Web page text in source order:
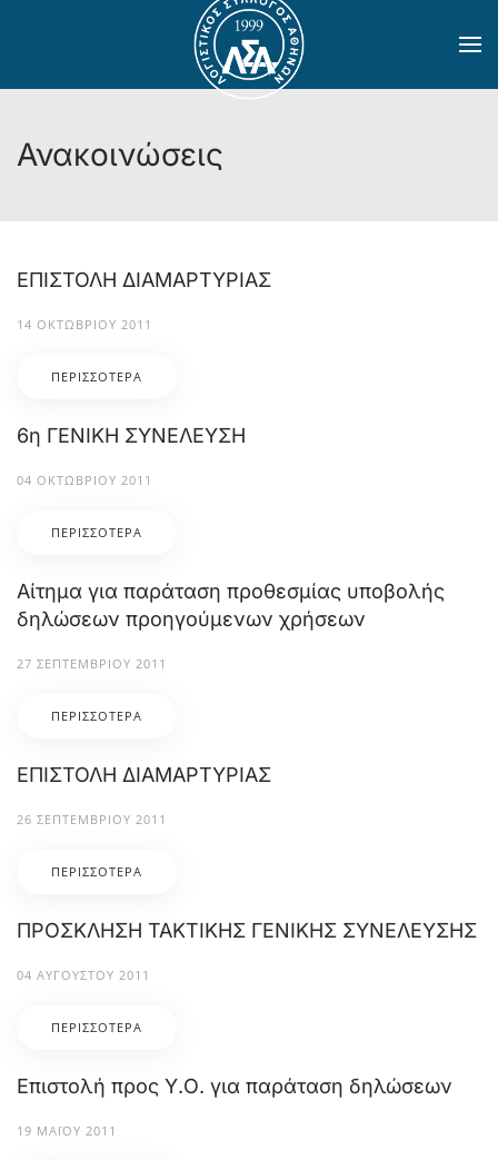
Skip to main content
Ανακοινώσεις
ΕΠΙΣΤΟΛΗ ΔΙΑΜΑΡΤΥΡΙΑΣ
14 ΟΚΤΩΒΡΊΟΥ 2011
ΠΕΡΙΣΣΌΤΕΡΑ
6η ΓΕΝΙΚΗ ΣΥΝΕΛΕΥΣΗ
04 ΟΚΤΩΒΡΊΟΥ 2011
ΠΕΡΙΣΣΌΤΕΡΑ
Αίτημα για παράταση προθεσμίας υποβολής
δηλώσεων προηγούμενων χρήσεων
27 ΣΕΠΤΕΜΒΡΊΟΥ 2011
ΠΕΡΙΣΣΌΤΕΡΑ
ΕΠΙΣΤΟΛΗ ΔΙΑΜΑΡΤΥΡΙΑΣ
26 ΣΕΠΤΕΜΒΡΊΟΥ 2011
ΠΕΡΙΣΣΌΤΕΡΑ
ΠΡΟΣΚΛΗΣΗ ΤΑΚΤΙΚΗΣ ΓΕΝΙΚΗΣ ΣΥΝΕΛΕΥΣΗΣ
04 ΑΥΓΟΎΣΤΟΥ 2011
ΠΕΡΙΣΣΌΤΕΡΑ
Επιστολή προς Υ.Ο. για παράταση δηλώσεων
19 ΜΑΪ́ΟΥ 2011